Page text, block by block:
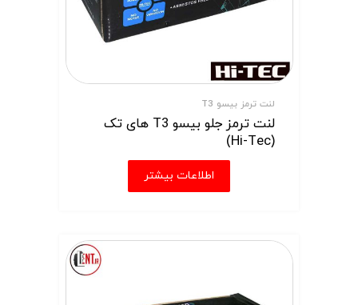
لنت ترمز بیسو T3
لنت ترمز جلو بیسو T3 های تک
(Hi-Tec)
اطلاعات بیشتر